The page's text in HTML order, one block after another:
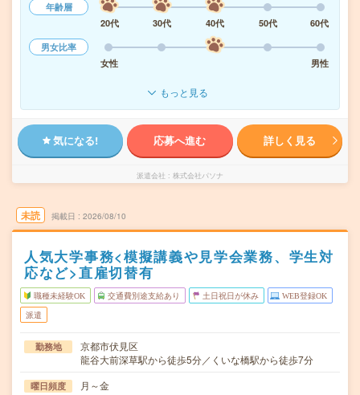
年齢層
20代
30代 40代 50代
60代
男女比率
女性
男性
もっと見る
気になる! 応募へ進む 詳しく見る
派遣会社 株式会社パソナ
未読 掲載日 2026/08/10
人気大学事務<模擬講義や見学会業務、学生対
応など>直雇切替有
職種未経験OK 交通費別途支給あり 土日祝日が休み WEB登録OK
派遣
勤務地
京都市伏見区
龍谷大前深草駅から徒歩5分／くいな橋駅から徒歩7分
曜日頻度 月～金